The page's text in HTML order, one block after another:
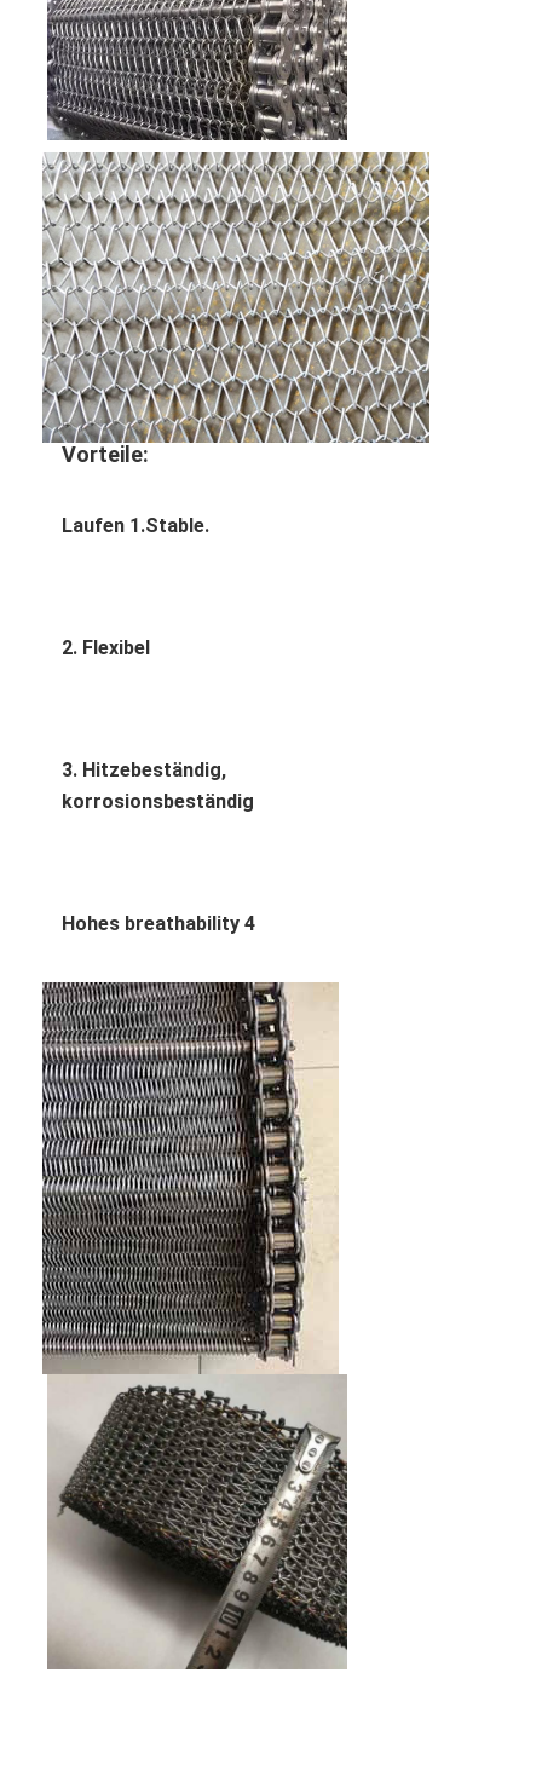
Vorteile:
Laufen 1.Stable.
2. Flexibel
3. Hitzebeständig,
korrosionsbeständig
Hohes breathability 4